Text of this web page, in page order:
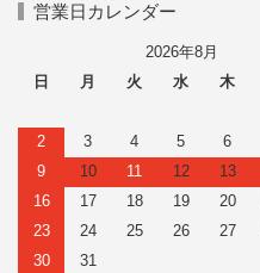
営業日カレンダー
2026年8月
日
月 火 水 木
2
3 4 5 6
9
10 11 12 13
16
17 18 19 20
23
24 25 26 27
30
31